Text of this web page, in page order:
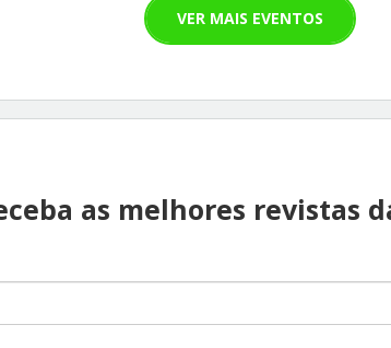
VER MAIS EVENTOS
as melhores revistas